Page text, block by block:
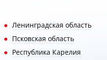
Ленинградская область
Псковская область
Республика Карелия